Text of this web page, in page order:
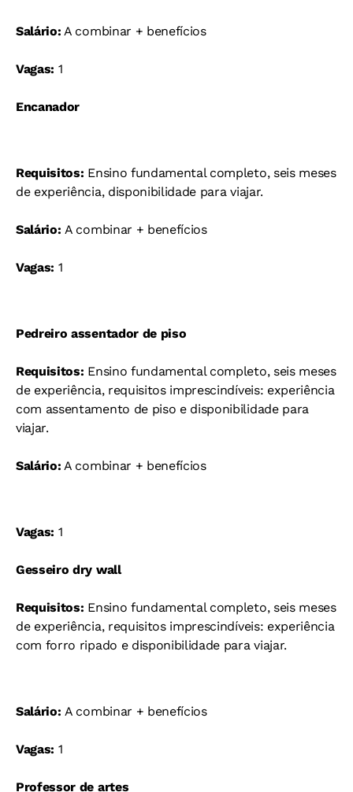
Salário: A combinar + benefícios
Vagas: 1
Encanador
Requisitos: Ensino fundamental completo, seis meses
de experiência, disponibilidade para viajar.
Salário:A combinar + benefícios
Vagas: 1
Pedreiro assentador de piso
Requisitos: Ensino fundamental completo, seis meses
de experiência, requisitos imprescindíveis: experiência
com assentamento de piso e disponibilidade para
viajar.
Salário: A combinar + benefícios
Vagas: 1
Gesseiro dry wall
Requisitos: Ensino fundamental completo, seis meses
de experiência, requisitos imprescindíveis: experiência
com forro ripado e disponibilidade para viajar.
Salário:A combinar + benefícios
Vagas: 1
Professor de artes